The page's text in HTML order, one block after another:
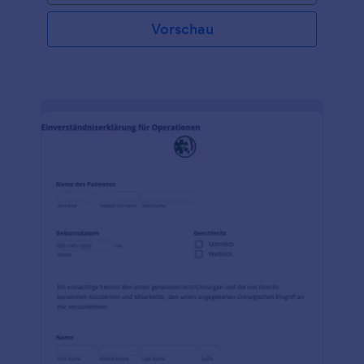
stellen, z.B. Patienten mit einer Vorerkrankung oder
Patienten, die nicht in der Lage sind, eine
Entscheidung zu treffen. Jotform ist einfach zu
Antworten bearbeiten und archivieren und bei
Bedarf erforderliche Felder hinzufügen. Passen Sie
Tools und -Widgets weiter an. Binden Sie es
Vorschau